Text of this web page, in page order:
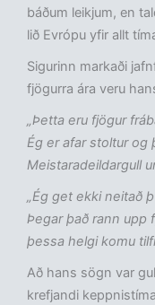
báðum leikjum, en
lið Evrópu yfir allt
Sigurinn markaði
fjögurra ára veru
„Þetta eru fjögur
Ég er afar stoltur og
Meistaradeildargull
„Ég get ekki neitað
Þegar það rann upp
þessa helgi komu
Að hans sögn var
krefjandi